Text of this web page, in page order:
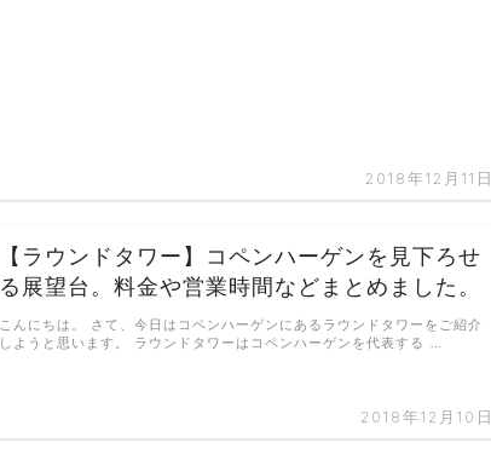
2018年12月11日
【ラウンドタワー】コペンハーゲンを見下ろせ
る展望台。料金や営業時間などまとめました。
2018年12月10日
こんにちは。 さて、今日はコペンハーゲンにあるラウンドタワーをご紹介
しようと思います。 ラウンドタワーはコペンハーゲンを代表する …